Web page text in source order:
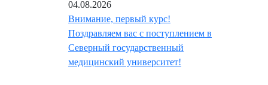
04.08.2026
Внимание, первый курс!
Поздравляем вас с поступлением в
Северный государственный
медицинский университет!